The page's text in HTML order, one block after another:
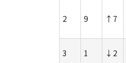
2 9 ↑7
3 1 ↓2